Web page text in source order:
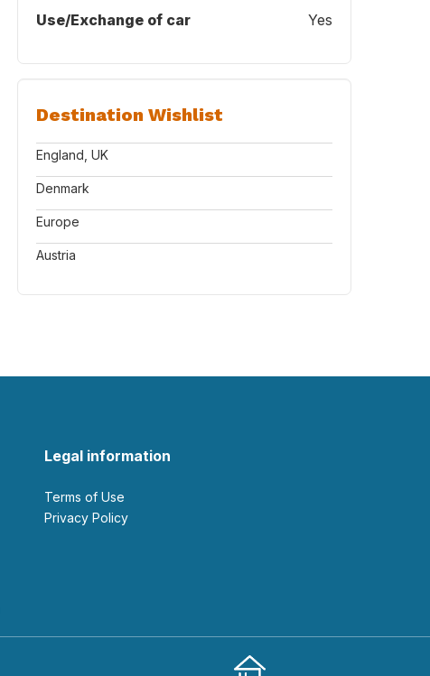
Use/Exchange of car Yes
Destination Wishlist
England, UK
Denmark
Europe
Austria
Legal information
Terms of Use
Privacy Policy